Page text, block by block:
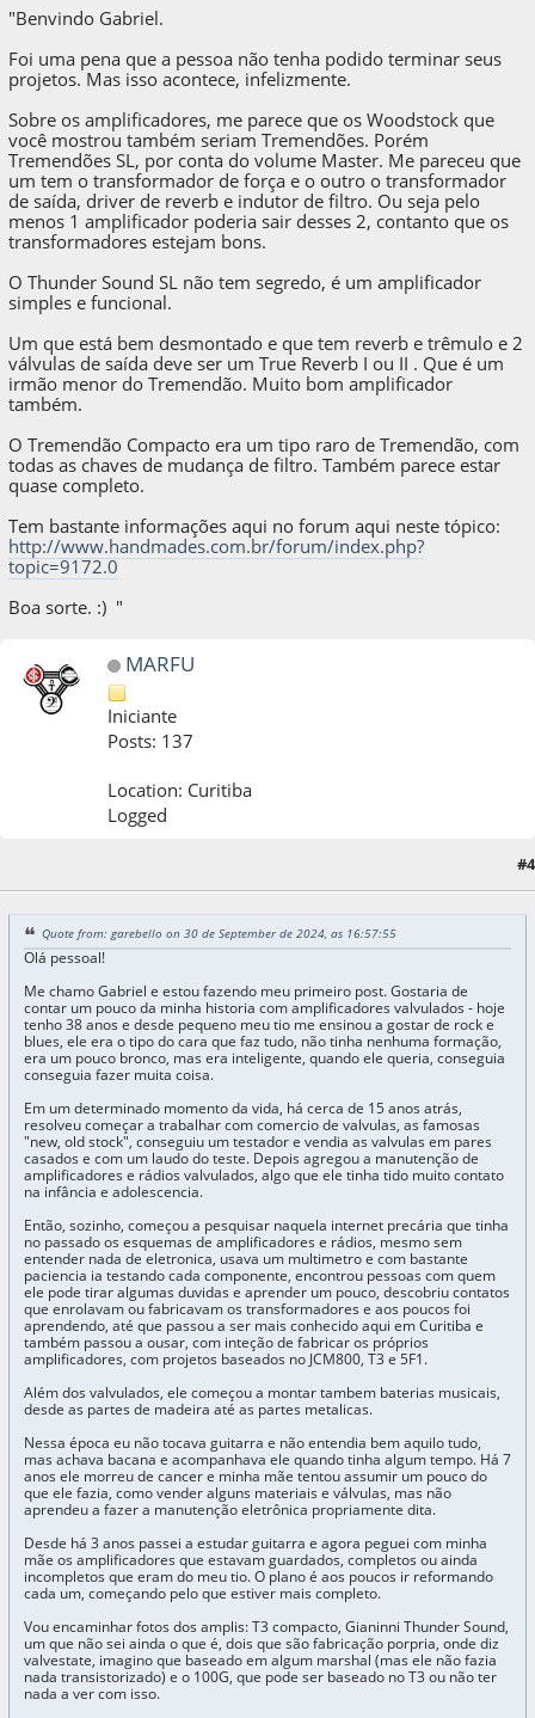
"Benvindo Gabriel.
Foi uma pena que a pessoa não tenha podido terminar seus
projetos. Mas isso acontece, infelizmente.
Sobre os amplificadores, me parece que os Woodstock que
você mostrou também seriam Tremendões. Porém
Tremendões SL, por conta do volume Master. Me pareceu que
um tem o transformador de força e o outro o transformador
de saída, driver de reverb e indutor de filtro. Ou seja pelo
menos 1 amplificador poderia sair desses 2, contanto que os
transformadores estejam bons.
O Thunder Sound SL não tem segredo, é um amplificador
simples e funcional.
Um que está bem desmontado e que tem reverb e trêmulo e 2
válvulas de saída deve ser um True Reverb I ou II . Que é um
irmão menor do Tremendão. Muito bom amplificador
também.
O Tremendão Compacto era um tipo raro de Tremendão, com
todas as chaves de mudança de filtro. Também parece estar
quase completo.
Tem bastante informações aqui no forum aqui neste tópico:
http://www.handmades.com.br/forum/index.php?
topic=9172.0
Boa sorte. :) "
MARFU
Iniciante
Posts: 137
Location: Curitiba
Logged
#4
Quote from: garebello on 30 de September de 2024, as 16:57:55
Olá pessoal!
Me chamo Gabriel e estou fazendo meu primeiro post. Gostaria de
contar um pouco da minha historia com amplificadores valvulados - hoje
tenho 38 anos e desde pequeno meu tio me ensinou a gostar de rock e
blues, ele era o tipo do cara que faz tudo, não tinha nenhuma formação,
era um pouco bronco, mas era inteligente, quando ele queria, conseguia
conseguia fazer muita coisa.
Em um determinado momento da vida, há cerca de 15 anos atrás,
resolveu começar a trabalhar com comercio de valvulas, as famosas
"new, old stock", conseguiu um testador e vendia as valvulas em pares
casados e com um laudo do teste. Depois agregou a manutenção de
amplificadores e rádios valvulados, algo que ele tinha tido muito contato
na infância e adolescencia.
Então, sozinho, começou a pesquisar naquela internet precária que tinha
no passado os esquemas de amplificadores e rádios, mesmo sem
entender nada de eletronica, usava um multimetro e com bastante
paciencia ia testando cada componente, encontrou pessoas com quem
ele pode tirar algumas duvidas e aprender um pouco, descobriu contatos
que enrolavam ou fabricavam os transformadores e aos poucos foi
aprendendo, até que passou a ser mais conhecido aqui em Curitiba e
também passou a ousar, com inteção de fabricar os próprios
amplificadores, com projetos baseados no JCM800, T3 e 5F1.
Além dos valvulados, ele começou a montar tambem baterias musicais,
desde as partes de madeira até as partes metalicas.
Nessa época eu não tocava guitarra e não entendia bem aquilo tudo,
mas achava bacana e acompanhava ele quando tinha algum tempo. Há 7
anos ele morreu de cancer e minha mãe tentou assumir um pouco do
que ele fazia, como vender alguns materiais e válvulas, mas não
aprendeu a fazer a manutenção eletrônica propriamente dita.
Desde há 3 anos passei a estudar guitarra e agora peguei com minha
mãe os amplificadores que estavam guardados, completos ou ainda
incompletos que eram do meu tio. O plano é aos poucos ir reformando
cada um, começando pelo que estiver mais completo.
Vou encaminhar fotos dos amplis: T3 compacto, Gianinni Thunder Sound,
um que não sei ainda o que é, dois que são fabricação porpria, onde diz
valvestate, imagino que baseado em algum marshal (mas ele não fazia
nada transistorizado) e o 100G, que pode ser baseado no T3 ou não ter
nada a ver com isso.